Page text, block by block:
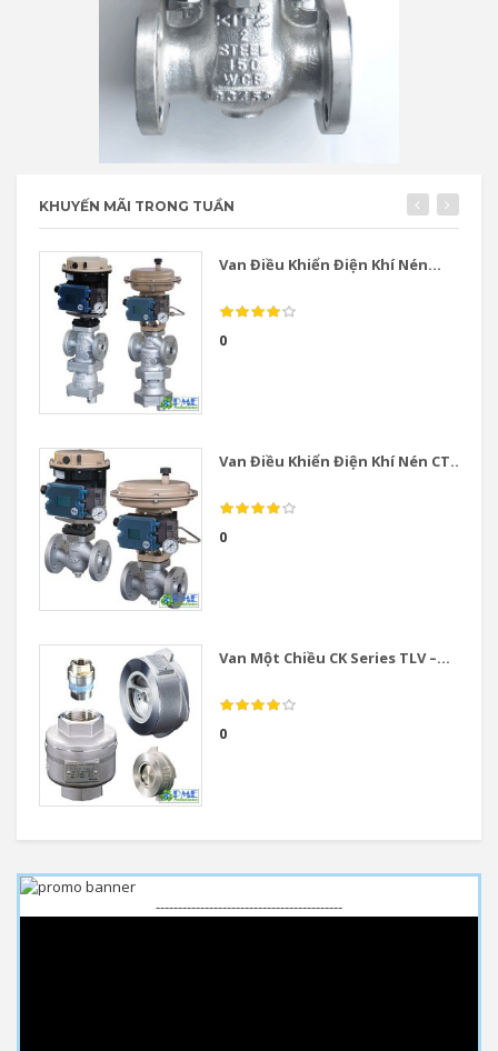
KHUYẾN MÃI TRONG TUẦN
Van Điều Khiển Điện Khí Nén...
0
Van Điều Khiển Điện Khí Nén CT...
0
Van Một Chiều CK Series TLV –...
0
------------------------------------------